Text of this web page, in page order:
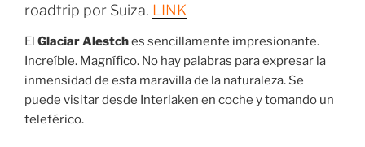
roadtrip por Suiza. LINK
El Glaciar Alestches sencillamente impresionante.
Increíble. Magnífico. No hay palabras para expresar la
inmensidad de esta maravilla de la naturaleza. Se
puede visitar desde Interlaken en coche y tomando un
teleférico.